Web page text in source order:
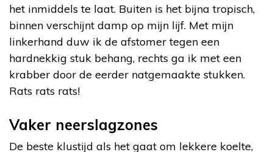
het inmiddels te laat. Buiten is het bijna tropisch,
binnen verschijnt damp op mijn lijf. Met mijn
linkerhand duw ik de afstomer tegen een
hardnekkig stuk behang, rechts ga ik met een
krabber door de eerder natgemaakte stukken.
Rats rats rats!
Vaker neerslagzones
De beste klustijd als het gaat om lekkere koelte,